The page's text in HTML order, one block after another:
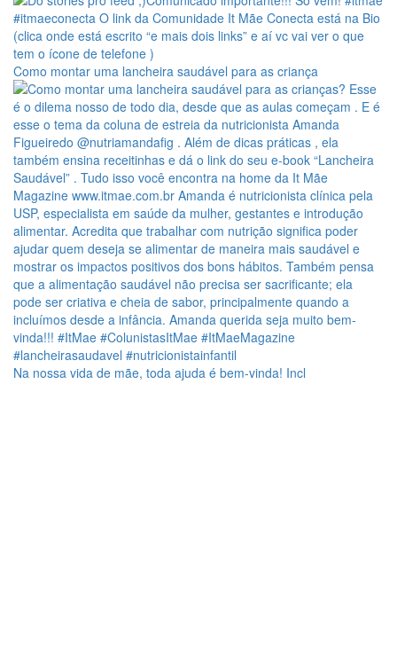
Como montar uma lancheira saudável para as criança
Na nossa vida de mãe, toda ajuda é bem-vinda! Incl